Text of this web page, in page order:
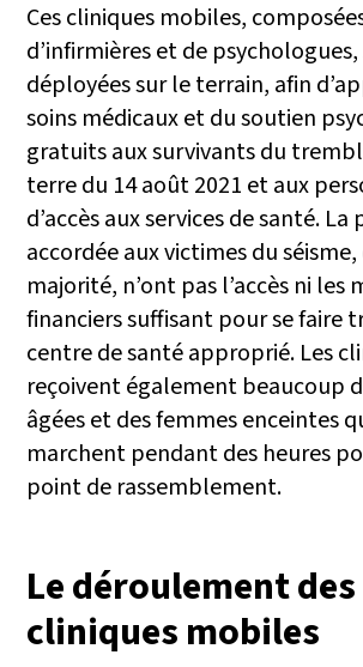
Ces cliniques mobiles,
d’infirmières et de
déployées sur le terrain, afin
soins médicaux et du soutien
gratuits aux survivants du
terre du 14 août 2021 et aux
d’accès aux services de santé.
accordée aux victimes du
majorité, n’ont pas l’accès ni les
financiers suffisant pour se faire
centre de santé approprié. Les
reçoivent également beaucoup
âgées et des femmes enceintes
marchent pendant des heures
point de rassemblement.
Le déroulement des
cliniques mobiles